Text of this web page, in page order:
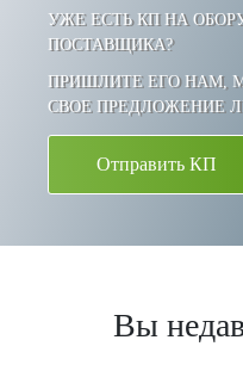
УЖЕ ЕСТЬ КП НА
ПОСТАВЩИКА?
ПРИШЛИТЕ ЕГО НАМ,
СВОЕ ПРЕДЛОЖЕНИЕ
Отправить КП
Вы